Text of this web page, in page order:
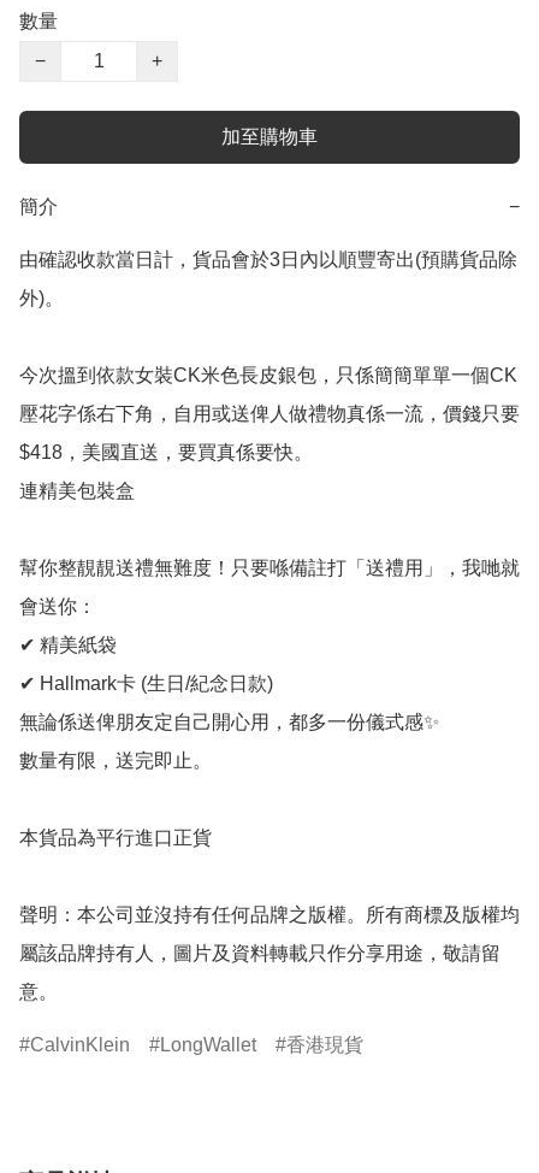
數量
−
+
加至購物車
簡介 −
由確認收款當日計，貨品會於3日內以順豐寄出(預購貨品除
外)。
今次搵到依款女裝CK米色長皮銀包，只係簡簡單單一個CK
壓花字係右下角，自用或送俾人做禮物真係一流，價錢只要
$418，美國直送，要買真係要快。
連精美包裝盒
幫你整靚靚送禮無難度！只要喺備註打「送禮用」，我哋就
會送你：
✔ 精美紙袋
✔ Hallmark卡 (生日/紀念日款)
無論係送俾朋友定自己開心用，都多一份儀式感✨
數量有限，送完即止。
本貨品為平行進口正貨
聲明：本公司並沒持有任何品牌之版權。所有商標及版權均
屬該品牌持有人，圖片及資料轉載只作分享用途，敬請留
意。
CalvinKlein LongWallet 香港現貨